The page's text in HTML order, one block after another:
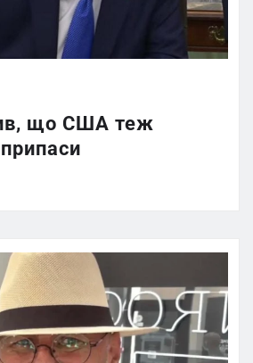
що США теж